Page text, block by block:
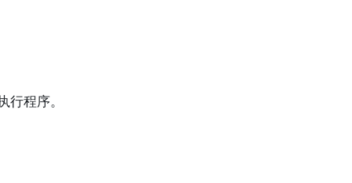
行程序。